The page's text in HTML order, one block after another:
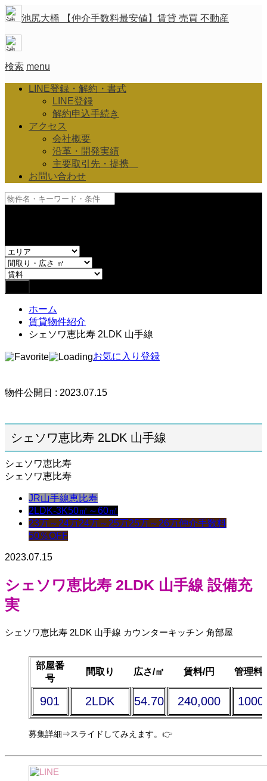
池尻大橋 【仲介手数料最安値】賃貸 売買 不動産
検索 menu
LINE登録・解約・書式
LINE登録
解約申込手続き
アクセス
会社概要
沿革・開発実績
主要取引先・提携
お問い合わせ
ホーム
賃貸物件紹介
シェソワ恵比寿 2LDK 山手線
お気に入り登録
物件公開日 : 2023.07.15
シェソワ恵比寿 2LDK 山手線
シェソワ恵比寿
シェソワ恵比寿
JR山手線恵比寿
2LDK-3K50㎡～60㎡
23万～24万24万～25万25万～26万仲介手数料
50％OFF
2023.07.15
シェソワ恵比寿 2LDK 山手線 設備充
実
シェソワ恵比寿 2LDK 山手線 カウンターキッチン 角部屋
部屋番
号
間取り 広さ/㎡ 賃料/円 管理料/
901 2LDK 54.70 240,000
募集詳細⇒スライドしてみえます。👉